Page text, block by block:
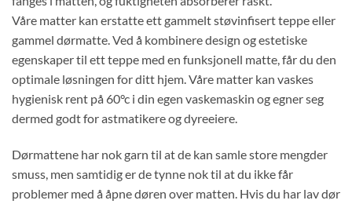
Våre matter kan erstatte ett gammelt støvinfisert teppe eller
gammel dørmatte. Ved å kombinere design og estetiske
egenskaper til ett teppe med en funksjonell matte, får du den
optimale løsningen for ditt hjem. Våre matter kan vaskes
hygienisk rent på 60°c i din egen vaskemaskin og egner seg
dermed godt for astmatikere og dyreeiere.
Dørmattene har nok garn til at de kan samle store mengder
smuss, men samtidig er de tynne nok til at du ikke får
problemer med å åpne døren over matten. Hvis du har lav dør